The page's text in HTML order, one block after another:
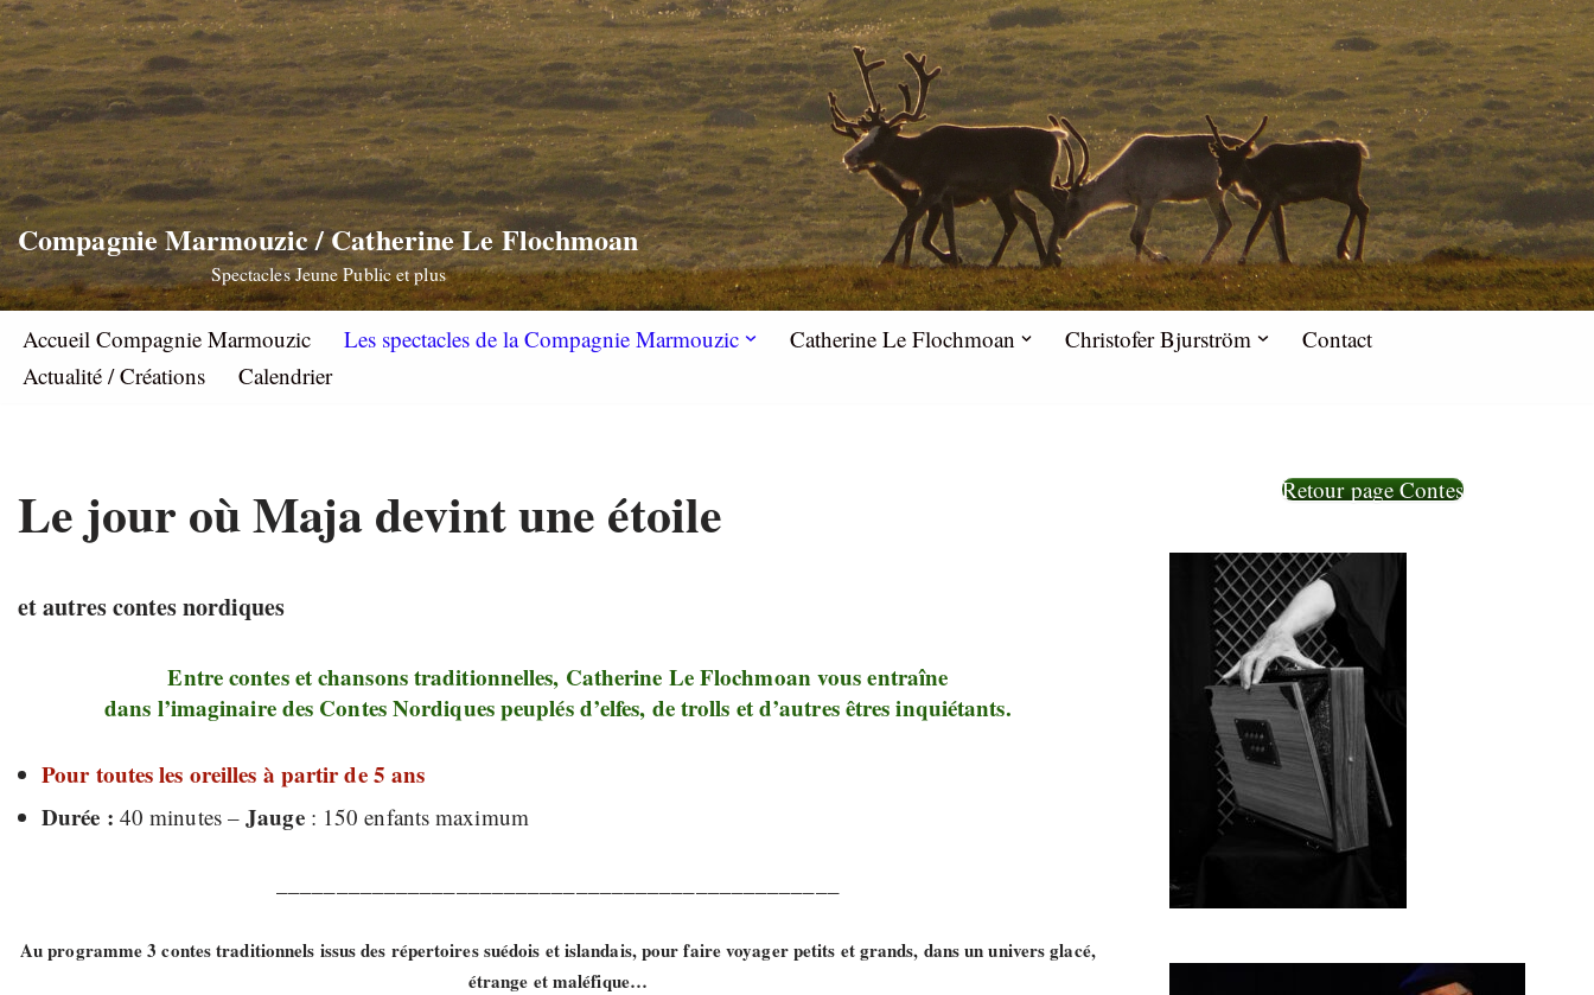
Aller
au
contenu
Compagnie Marmouzic / Catherine Le Flochmoan
Spectacles Jeune Public et plus
Accueil Compagnie Marmouzic Les spectacles de la Compagnie Marmouzic Catherine Le Flochmoan Christofer Bjurström
Contact
Actualité / Créations
Calendrier
Le jour où Maja devint une étoile
et autres contes nordiques
Entre contes et chansons traditionnelles, Catherine Le Flochmoan vous entraîne
dans l’imaginaire des Contes Nordiques peuplés d’elfes, de trolls et d’autres êtres inquiétants.
Pour toutes les oreilles à partir de 5 ans
Durée : 40 minutes –Jauge : 150 enfants maximum
Au programme 3 contes traditionnels issus des répertoires suédois et islandais, pour faire voyager petits et grands, dans un univers glacé,
étrange et maléfique…
Retour page Contes